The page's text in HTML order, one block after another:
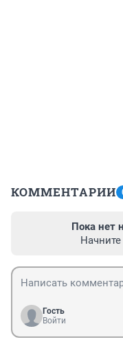
КОММЕНТАРИИ
Пока нет
Гость
Войти